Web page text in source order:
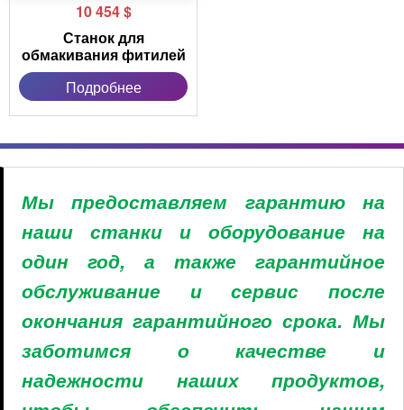
10 454$
Станок для
обмакивания фитилей
Подробнее
Мы предоставляем гарантию на
наши станки и оборудование на
один год, а также гарантийное
обслуживание и сервис после
окончания гарантийного срока. Мы
заботимся о качестве и
надежности наших продуктов,